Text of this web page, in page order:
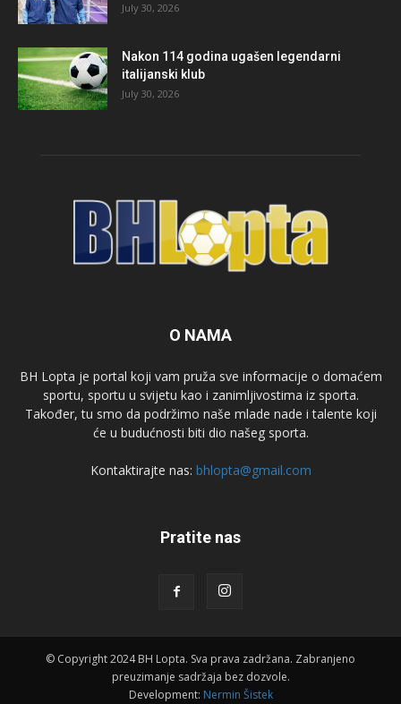
July 30, 2026
Nakon 114 godina ugašen legendarni
italijanski klub
July 30, 2026
O NAMA
BH Lopta je portal koji vam pruža sve informacije o domaćem
sportu, sportu u svijetu kao i zanimljivostima iz sporta.
Također, tu smo da podržimo naše mlade nade i talente koji
će u budućnosti biti dio našeg sporta.
Kontaktirajte nas: bhlopta@gmail.com
Pratite nas
© Copyright 2024 BH Lopta. Sva prava zadržana. Zabranjeno
preuzimanje sadržaja bez dozvole.
Development: Nermin Šistek